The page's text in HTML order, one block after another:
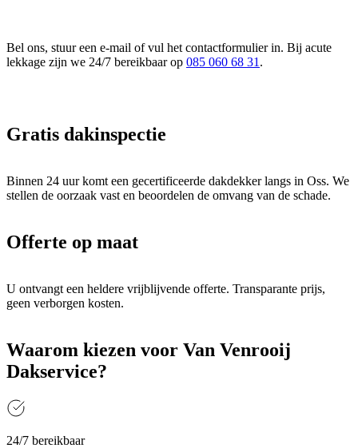
Bel ons, stuur een e-mail of vul het contactformulier in. Bij acute
lekkage zijn we 24/7 bereikbaar op 085 060 68 31 .
Gratis dakinspectie
Binnen 24 uur komt een gecertificeerde dakdekker langs in Oss. We
stellen de oorzaak vast en beoordelen de omvang van de schade.
Offerte op maat
U ontvangt een heldere vrijblijvende offerte. Transparante prijs,
geen verborgen kosten.
Waarom kiezen voor Van Venrooij
Dakservice?
24/7 bereikbaar